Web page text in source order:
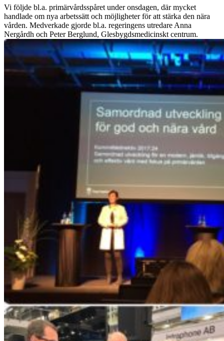
Vi följde bl.a. primärvårdsspåret under onsdagen, där mycket
handlade om nya arbetssätt och möjligheter för att stärka den nära
vården. Medverkade gjorde bl.a. regeringens utredare Anna
Nergårdh och Peter Berglund, Glesbygdsmedicinskt centrum.